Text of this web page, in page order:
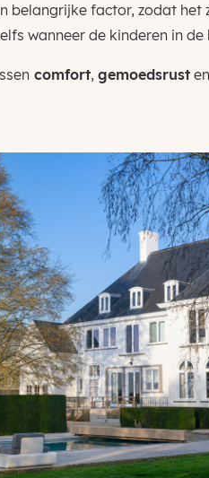
belangrijke factor, zodat het
wanneer de kinderen in de
comfort, gemoedsrusten